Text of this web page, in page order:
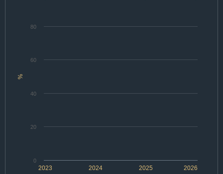
%
2024 2026
2023 2025
0
20
40
60
80